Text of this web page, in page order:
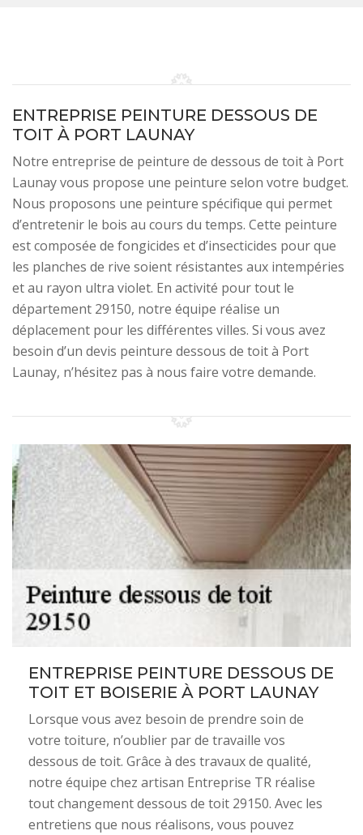
ENTREPRISE PEINTURE DESSOUS DE
TOIT À PORT LAUNAY
Notre entreprise de peinture de dessous de toit à Port
Launay vous propose une peinture selon votre budget.
Nous proposons une peinture spécifique qui permet
d’entretenir le bois au cours du temps. Cette peinture
est composée de fongicides et d’insecticides pour que
les planches de rive soient résistantes aux intempéries
et au rayon ultra violet. En activité pour tout le
département 29150, notre équipe réalise un
déplacement pour les différentes villes. Si vous avez
besoin d’un devis peinture dessous de toit à Port
Launay, n’hésitez pas à nous faire votre demande.
ENTREPRISE PEINTURE DESSOUS DE
TOIT ET BOISERIE À PORT LAUNAY
Lorsque vous avez besoin de prendre soin de
votre toiture, n’oublier par de travaille vos
dessous de toit. Grâce à des travaux de qualité,
notre équipe chez artisan Entreprise TR réalise
tout changement dessous de toit 29150. Avec les
entretiens que nous réalisons, vous pouvez